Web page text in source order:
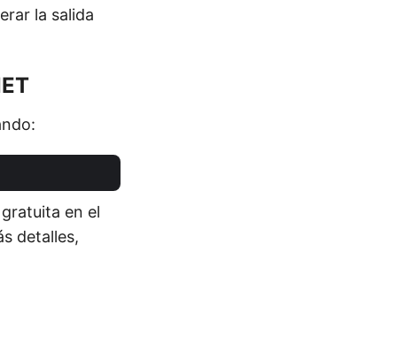
la salida
en el
detalles,